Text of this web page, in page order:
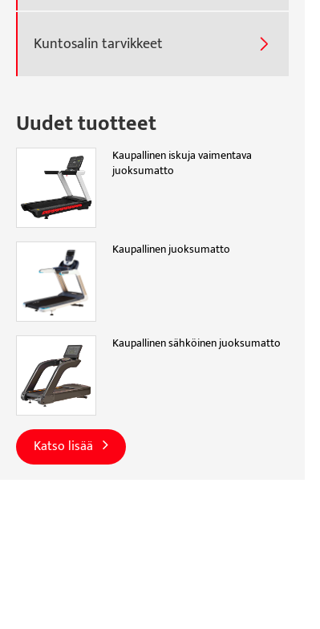
Kuntosalin tarvikkeet 
Uudet tuotteet
Kaupallinen iskuja vaimentava
juoksumatto
Kaupallinen juoksumatto
Kaupallinen sähköinen juoksumatto
Katso lisää